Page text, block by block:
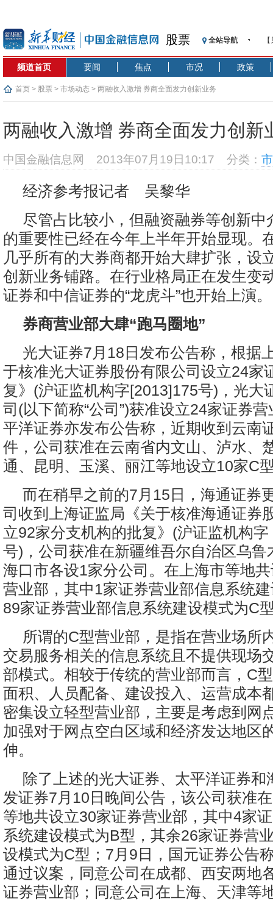
股票 全站导航
记
央
沥
频道首页 要闻 焦点 市况 政策
首页 > 股票 > 市场动态 > 两融收入激增 券商全面发力创新业务
两融收入激增 券商全面发力创新
中国金融信息网 2013年07月19日10:17 分类：
经济参考报记者 吴黎华
尽管占比较小，但融资融券等创新中
的重要性已经在今年上半年开始显现。
几乎所有的大券商都开始大肆扩张，设
创新业务铺路。在行业格局正在发生变
证券和中信证券的“龙虎斗”也开始上演。
券商营业部大肆“跑马圈地”
光大证券7月18日发布公告称，根据
于核准光大证券股份有限公司设立24家
复》(沪证监机构字[2013]175号)，光大
司(以下简称“公司”)获准设立24家证券
平洋证券亦发布公告称，近期收到云南
件，公司获准在云南省内文山、泸水、
通、昆明、玉溪、丽江等地设立10家C
而在稍早之前的7月15日，海通证券
司收到上海证监局《关于核准海通证券
立92家分支机构的批复》(沪证监机构
号)，公司获准在新疆维吾尔自治区乌鲁
海口市各设1家分公司。在上海市等地
营业部，其中1家证券营业部信息系统
89家证券营业部信息系统建设模式为C
所谓的C型营业部，是指在营业场所
交易服务相关的信息系统且不提供现场
部模式。相较于传统的营业部而言，C
面积、人员配备、建设投入、运营成本
密集设立轻型营业部，主要是考虑到网
加强对于网点空白区域和经济发达地区
伸。
除了上述的光大证券、太平洋证券和
发证券7月10日晚间公告，该公司获准
等地共设立30家证券营业部，其中4家
系统建设模式为B型，其余26家证券营
设模式为C型；7月9日，国元证券公告
通过议案，同意公司在成都、西安两地
证券营业部；同意公司在上海、天津等